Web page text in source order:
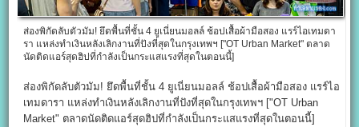
ส่องพิกัดลับตัวมัม! ยึดพื้นที่ชั้น 4 ยูเนี่ยนมอลล์ ช้อปเสื้อผ้ามือสอง แรร์ไอเทมดา
รา แหล่งทำเงินหลังเลิกงานที่ปังที่สุดในกรุงเทพฯ ["OT Urban Market" ตลาด
นัดติดแอร์สุดฮิปที่กำลังเป็นกระแสแรงที่สุดในตอนนี้]
ส่องพิกัดลับตัวมัม! ยึดพื้นที่ชั้น 4 ยูเนี่ยนมอลล์ ช้อปเสื้อผ้ามือสอง แรร์ไอ
เทมดารา แหล่งทำเงินหลังเลิกงานที่ปังที่สุดในกรุงเทพฯ ["OT Urban
Market" ตลาดนัดติดแอร์สุดฮิปที่กำลังเป็นกระแสแรงที่สุดในตอนนี้]